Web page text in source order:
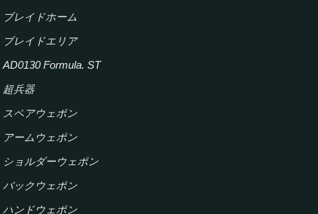
ブレイドホーム
ブレイドエリア
AD0130 Formula. ST
超兵器
スペアウェポン
アームウェポン
ショルダーウェポン
バックウェポン
ハンドウェポン